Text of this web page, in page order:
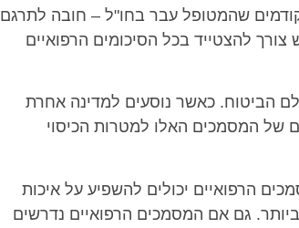
שהמטופל עבר בחו"ל – חובה לתרגם
להצטייד בכל הסיכומים הרפואיים
הביטוח. כאשר נוסעים למדינה אחרת
של המסמכים האלו למטרות הכיסוי
הרפואיים יכולים להשפיע על איכות
גם אם המסמכים הרפואיים נדרשים